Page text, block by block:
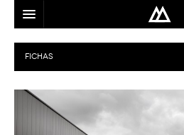
ARQUITECTO
LOCALIZACIÓN
MAPA
FICHAS